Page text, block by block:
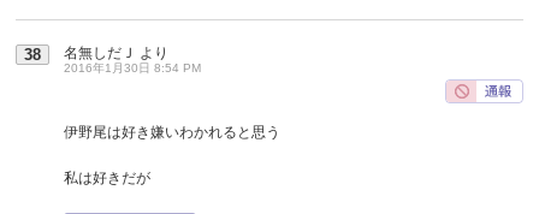
38 名無しだＪ より
2016年1月30日 8:54 PM
伊野尾は好き嫌いわかれると思う
私は好きだが